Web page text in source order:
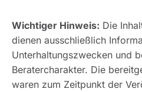
Wichtiger Hinweis: Die
dienen ausschließlich
Unterhaltungszwecken und
Beratercharakter. Die
waren zum Zeitpunkt der